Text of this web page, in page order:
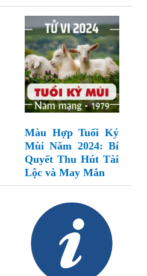
Màu Hợp Tuổi Kỷ
Mùi Năm 2024: Bí
Quyết Thu Hút Tài
Lộc và May Mắn